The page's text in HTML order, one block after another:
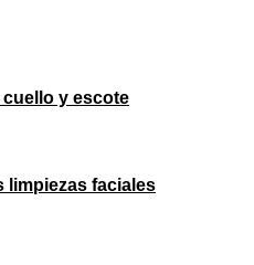
y escote
limpiezas faciales